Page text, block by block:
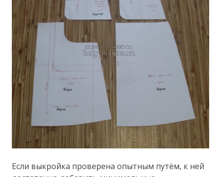
Если выкройка проверена опытным путём, к ней